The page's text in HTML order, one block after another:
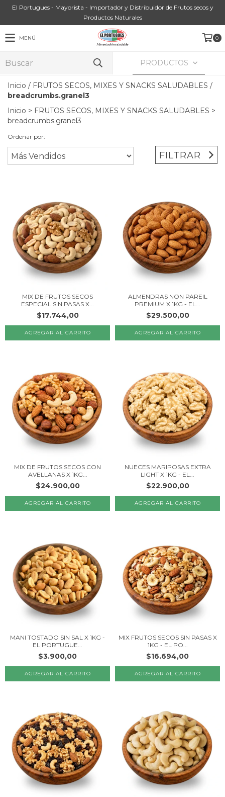
El Portugues - Mayorista - Importador y Distribuidor de Frutos secos y
Productos Naturales
MENÚ 0
PRODUCTOS
Inicio / FRUTOS SECOS, MIXES Y SNACKS SALUDABLES /
breadcrumbs.granel3
Inicio > FRUTOS SECOS, MIXES Y SNACKS SALUDABLES >
breadcrumbs.granel3
Ordenar por:
FILTRAR
MIX DE FRUTOS SECOS
ESPECIAL SIN PASAS X...
$17.744,00
ALMENDRAS NON PAREIL
PREMIUM X 1KG - EL...
$29.500,00
MIX DE FRUTOS SECOS CON
AVELLANAS X 1KG...
$24.900,00
NUECES MARIPOSAS EXTRA
LIGHT X 1KG - EL...
$22.900,00
MANI TOSTADO SIN SAL X 1KG -
EL PORTUGUE...
$3.900,00
MIX FRUTOS SECOS SIN PASAS X
1KG - EL PO...
$16.694,00